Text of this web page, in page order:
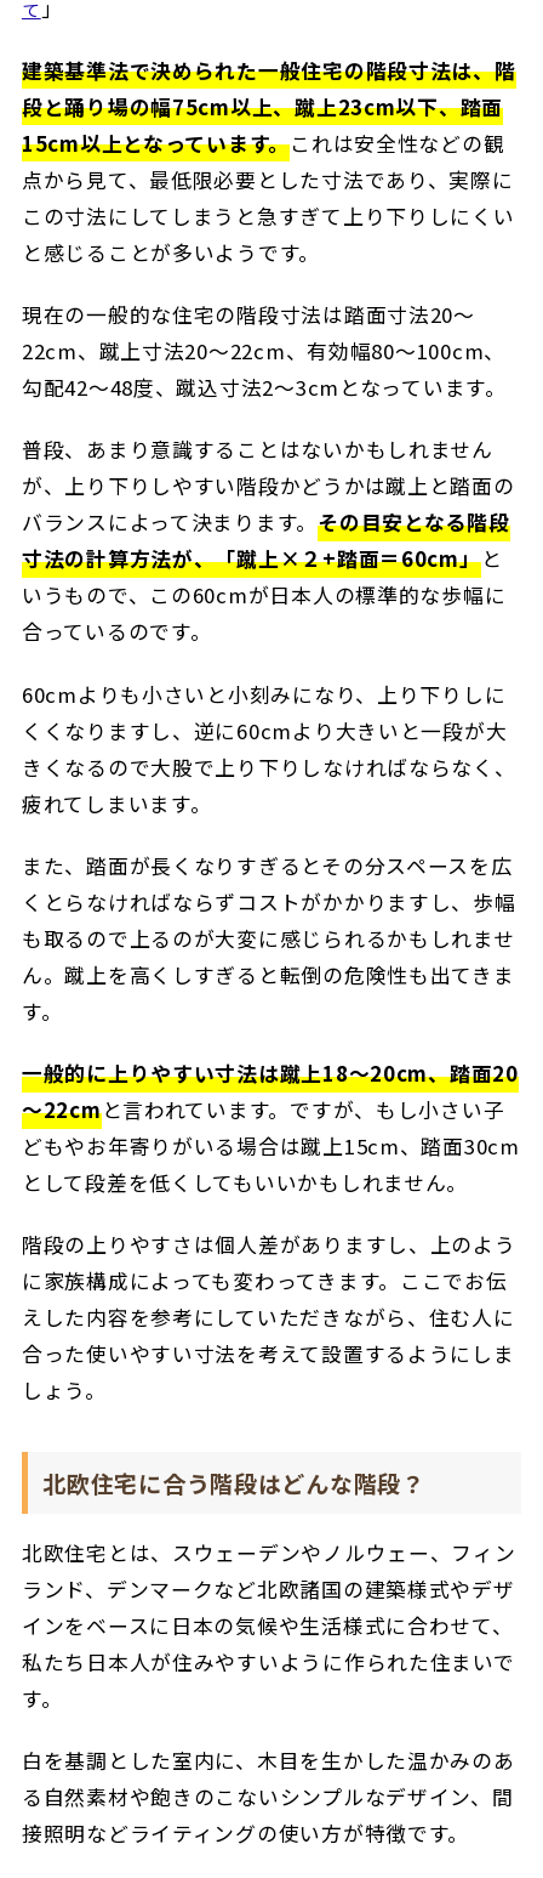
て 」
建築基準法で決められた一般住宅の階段寸法は、階
段と踊り場の幅75cm以上、蹴上23cm以下、踏面
15cm以上となっています。これは安全性などの観
点から見て、最低限必要とした寸法であり、実際に
この寸法にしてしまうと急すぎて上り下りしにくい
と感じることが多いようです。
現在の一般的な住宅の階段寸法は踏面寸法20～
22cm、蹴上寸法20～22cm、有効幅80～100cm、
勾配42～48度、蹴込寸法2～3cmとなっています。
普段、あまり意識することはないかもしれません
が、上り下りしやすい階段かどうかは蹴上と踏面の
バランスによって決まります。その目安となる階段
寸法の計算方法が、「蹴上×２+踏面＝60cm」と
いうもので、この60cmが日本人の標準的な歩幅に
合っているのです。
60cmよりも小さいと小刻みになり、上り下りしに
くくなりますし、逆に60cmより大きいと一段が大
きくなるので大股で上り下りしなければならなく、
疲れてしまいます。
また、踏面が長くなりすぎるとその分スペースを広
くとらなければならずコストがかかりますし、歩幅
も取るので上るのが大変に感じられるかもしれませ
ん。蹴上を高くしすぎると転倒の危険性も出てきま
す。
一般的に上りやすい寸法は蹴上18～20cm、踏面20
～22cmと言われています。ですが、もし小さい子
どもやお年寄りがいる場合は蹴上15cm、踏面30cm
として段差を低くしてもいいかもしれません。
階段の上りやすさは個人差がありますし、上のよう
に家族構成によっても変わってきます。ここでお伝
えした内容を参考にしていただきながら、住む人に
合った使いやすい寸法を考えて設置するようにしま
しょう。
北欧住宅に合う階段はどんな階段？
北欧住宅とは、スウェーデンやノルウェー、フィン
ランド、デンマークなど北欧諸国の建築様式やデザ
インをベースに日本の気候や生活様式に合わせて、
私たち日本人が住みやすいように作られた住まいで
す。
白を基調とした室内に、木目を生かした温かみのあ
る自然素材や飽きのこないシンプルなデザイン、間
接照明などライティングの使い方が特徴です。